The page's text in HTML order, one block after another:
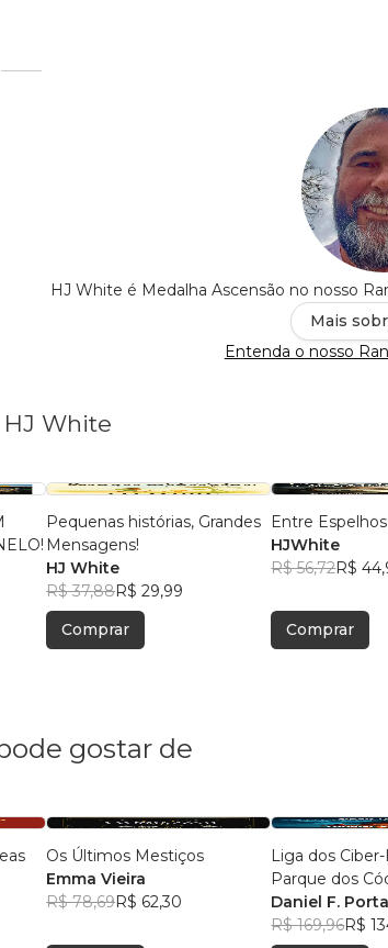
HJ White é Medalha Ascensão no nosso
Mais
Entenda o nosso
White
Pequenas histórias, Grandes
Mensagens!
HJ White
R$ 37,88R$ 29,99
Comprar
Entre
HJWhite
R$ 56,72R$
Comprar
gostar de
Os Últimos Mestiços
Emma Vieira
R$ 78,69R$ 62,30
Liga dos
Parque dos
ao
Daniel F. Porta
R$ 169,96R$